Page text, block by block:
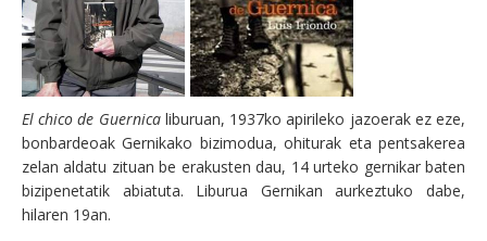
El chico de Guernicaliburuan, 1937ko apirileko jazoerak ez eze,
bonbardeoak Gernikako bizimodua, ohiturak eta pentsakerea
zelan aldatu zituan be erakusten dau, 14 urteko gernikar baten
bizipenetatik abiatuta. Liburua Gernikan aurkeztuko dabe,
hilaren 19an.